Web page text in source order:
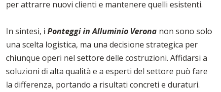
per attrarre nuovi clienti e mantenere quelli esistenti.
In sintesi, i Ponteggi in Alluminio Verona non sono solo
una scelta logistica, ma una decisione strategica per
chiunque operi nel settore delle costruzioni. Affidarsi a
soluzioni di alta qualità e a esperti del settore può fare
la differenza, portando a risultati concreti e duraturi.